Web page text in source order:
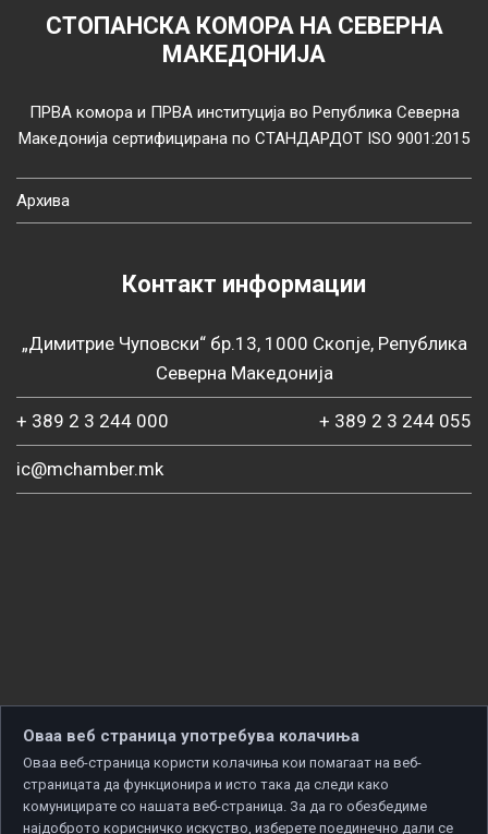
СТОПАНСКА КОМОРА НА СЕВЕРНА
МАКЕДОНИЈА
ПРВА комора и ПРВА институција во Република Северна
Македонија сертифицирана по СТАНДАРДОТ ISO 9001:2015
Архива
Контакт информации
„Димитрие Чуповски“ бр.13, 1000 Скопје, Република
Северна Македонија
+ 389 2 3 244 000 + 389 2 3 244 055
ic@mchamber.mk
Оваа веб страница употребува колачиња
Оваа веб-страница користи колачиња кои помагаат на веб-
страницата да функционира и исто така да следи како
комуницирате со нашата веб-страница. За да го обезбедиме
најдоброто корисничко искуство, изберете поединечно дали се